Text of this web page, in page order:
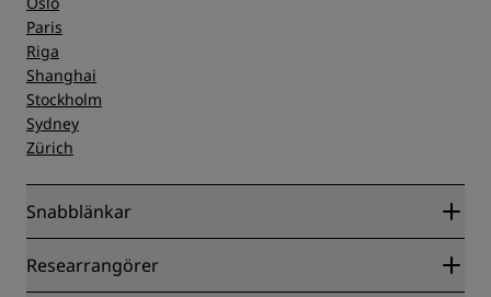
Paris
Riga
Shanghai
Stockholm
Sydney
Zürich
Snabblänkar
Radisson Rewards
Researrangörer